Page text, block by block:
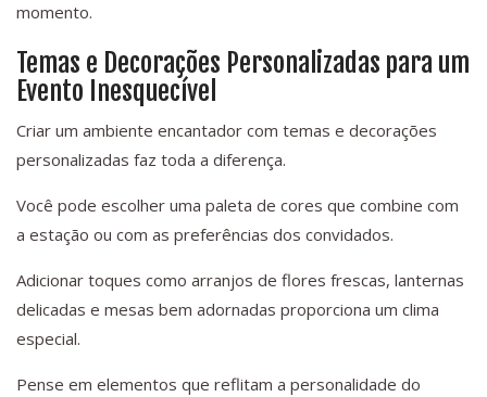
momento.
Temas e Decorações Personalizadas para um
Evento Inesquecível
Criar um ambiente encantador com temas e decorações
personalizadas faz toda a diferença.
Você pode escolher uma paleta de cores que combine com
a estação ou com as preferências dos convidados.
Adicionar toques como arranjos de flores frescas, lanternas
delicadas e mesas bem adornadas proporciona um clima
especial.
Pense em elementos que reflitam a personalidade do